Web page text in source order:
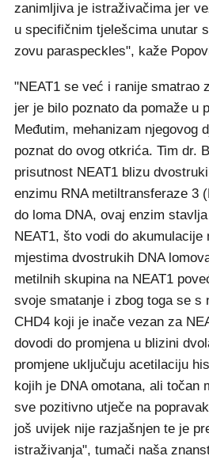
zanimljiva je istraživačima jer
u specifičnim tjelešcima unutar
zovu paraspeckles", kaže
"NEAT1 se već i ranije smatrao
jer je bilo poznato da pomaže u
Međutim, mehanizam njegovog
poznat do ovog otkrića. Tim dr.
prisutnost NEAT1 blizu
enzimu RNA metiltransferaze 3
do loma DNA, ovaj enzim
NEAT1, što vodi do akumulacije
mjestima dvostrukih DNA
metilnih skupina na NEAT1
svoje smatanje i zbog toga se s
CHD4 koji je inače vezan za
dovodi do promjena u blizini
promjene uključuju acetilaciju
kojih je DNA omotana, ali točan
sve pozitivno utječe na
još uvijek nije razjašnjen te je
istraživanja", tumači naša